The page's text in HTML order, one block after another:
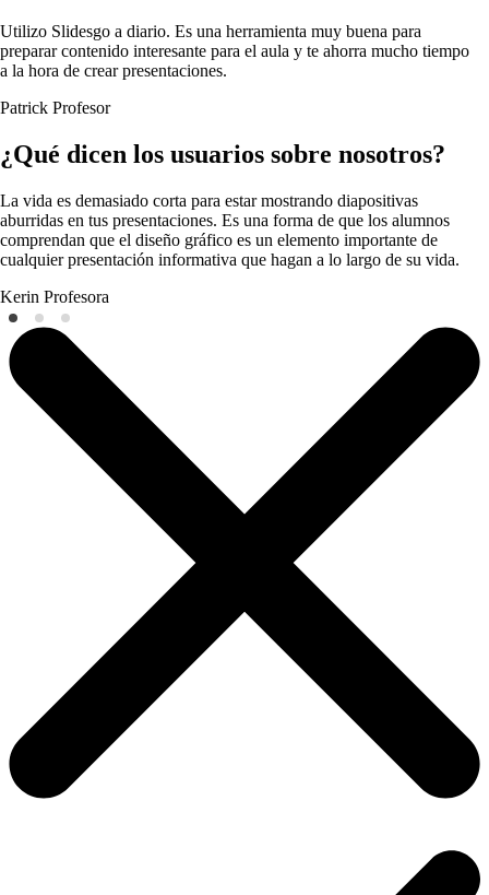
Utilizo Slidesgo a diario. Es una herramienta muy buena para
preparar contenido interesante para el aula y te ahorra mucho tiempo
a la hora de crear presentaciones.
Patrick Profesor
¿Qué dicen los usuarios sobre nosotros?
La vida es demasiado corta para estar mostrando diapositivas
aburridas en tus presentaciones. Es una forma de que los alumnos
comprendan que el diseño gráfico es un elemento importante de
cualquier presentación informativa que hagan a lo largo de su vida.
Kerin Profesora